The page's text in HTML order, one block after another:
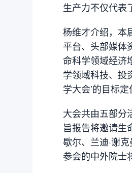
生产力不仅代表
杨维才介绍，本
平台、头部媒体
命科学领域经济
学领域科技、投
学大会’的目标
大会共由五部分
旨报告将邀请生
歇尔、兰迪·谢
参会的中外院士